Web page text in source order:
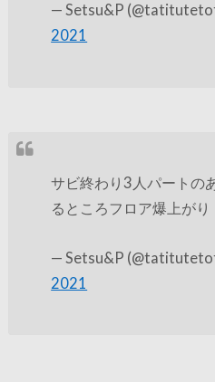
— Setsu&P
2021
サビ終わり3人パートの
るところフロア爆上がり
— Setsu&P
2021